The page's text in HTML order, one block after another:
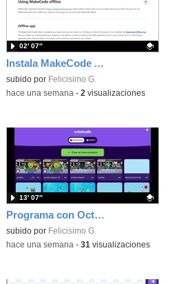
Instala MakeCode Arcade offline para programar grandes juegos sin necesidad de Internet
Contenido educativo.
subido por Felicisimo G.
02′ 07″
-hace una semana - 2 visualizaciones
Programa con OctoStudio, un juego de disparos contra Zombies con un cargador basado en el House of the dead
Contenido educativo.
subido por Felicisimo G.
13′ 07″
-hace una semana - 31 visualizaciones